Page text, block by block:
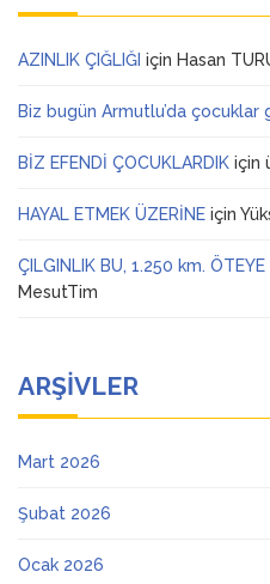
AZINLIK ÇIĞLIĞI için Hasan
Biz bugün Armutlu’da çocuklar
BİZ EFENDİ ÇOCUKLARDIK için
HAYAL ETMEK ÜZERİNE için
ÇILGINLIK BU, 1.250 km.
MesutTim
ARŞIVLER
Mart 2026
Şubat 2026
Ocak 2026